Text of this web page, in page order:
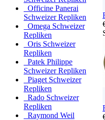
Officine Panerai
Schweizer Repliken
Omega Schweizer
Repliken
Oris Schweizer
Repliken
Patek Philippe
Schweizer Repliken
Piaget Schweizer
Repliken
Rado Schweizer
Repliken
Raymond Weil